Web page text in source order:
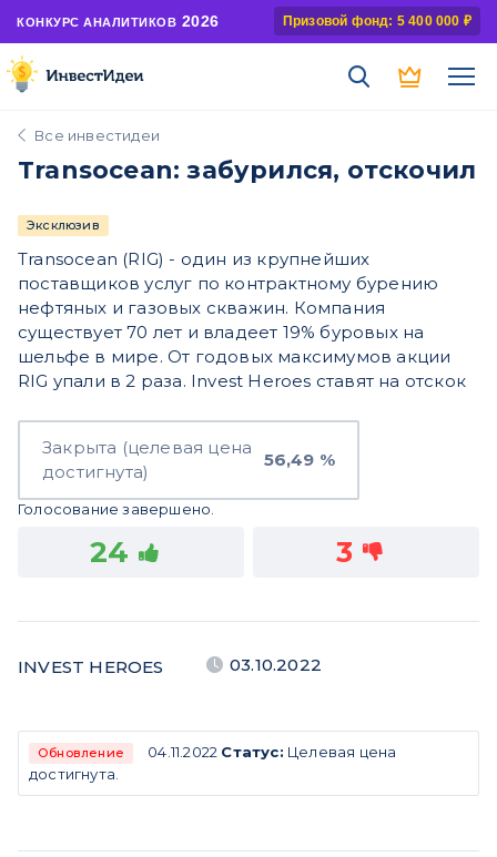
КОНКУРС АНАЛИТИКОВ 2026 Призовой фонд: 5 400 000 ₽
Все инвестидеи
Transocean: забурился, отскочил
Эксклюзив
Transocean (RIG) - один из крупнейших
поставщиков услуг по контрактному бурению
нефтяных и газовых скважин. Компания
существует 70 лет и владеет 19% буровых на
шельфе в мире. От годовых максимумов акции
RIG упали в 2 раза. Invest Heroes ставят на отскок
Закрыта (целевая цена
достигнута)
56,49 %
Голосование завершено.
24 3
INVEST HEROES 03.10.2022
Обновление 04.11.2022 Статус: Целевая цена
достигнута.